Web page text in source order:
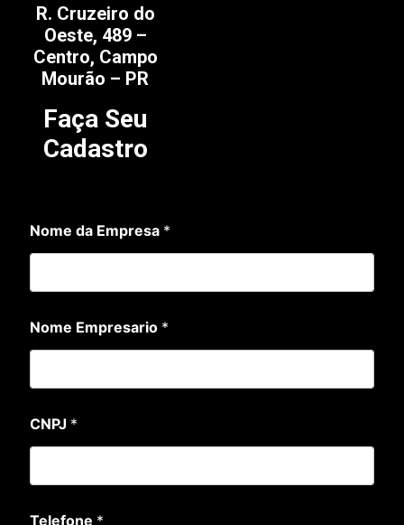
R. Cruzeiro do
Oeste, 489 –
Centro, Campo
Mourão – PR
Faça Seu
Cadastro
Nome da Empresa *
Nome Empresario *
CNPJ *
Telefone *